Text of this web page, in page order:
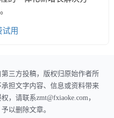
试用
三方投稿，版权归原始作者所
担文字内容、信息或资料带来
，请联系zmt@fxiaoke.com，
以删除文章。